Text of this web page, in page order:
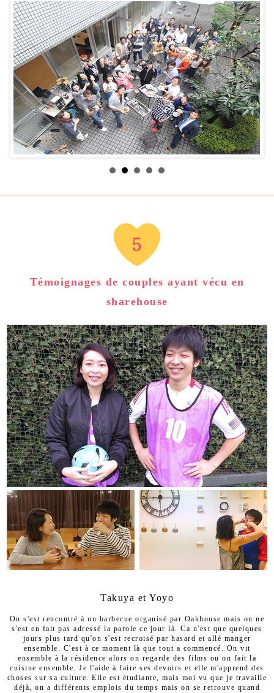
Témoignages de couples ayant vécu en
sharehouse
Takuya et Yoyo
On s'est rencontré à un barbecue organisé par Oakhouse mais on ne
s'est en fait pas adressé la parole ce jour là. Ca n'est que quelques
jours plus tard qu'on s'est recroisé par hasard et allé manger
ensemble. C'est à ce moment là que tout a commencé. On vit
ensemble à la résidence alors on regarde des films ou on fait la
cuisine ensemble. Je l'aide à faire ses devoirs et elle m'apprend des
choses sur sa culture. Elle est étudiante, mais moi vu que je travaille
déjà, on a différents emplois du temps mais on se retrouve quand